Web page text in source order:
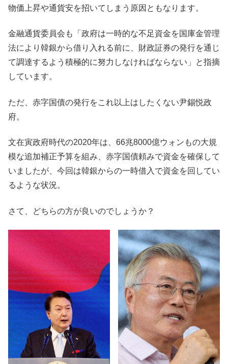
物価上昇や通貨安を招いてしまう原因ともなります。
金融通貨委員会も「政府は一時的な不足資金を国庫金管理
法により韓銀から借り入れる前に、財政証券の発行を通じ
て調達するよう積極的に努力しなければならない」と指摘
しています。
ただ、赤字国債の発行をこれ以上はしたくない尹錫悦政
府。
文在寅政府時代の2020年は、66兆8000億ウォンもの大規
模な追加補正予算を組み、赤字国債頼みで資金を確保して
いましたが、今回は韓銀からの一時借入で資金を回してい
るような状況。
さて、どちらの方が良いのでしょうか？